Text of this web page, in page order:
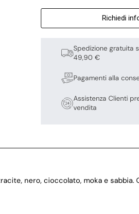
Richiedi
Spedizione gratuita
49,90 €
Pagamenti alla
Assistenza Clienti
vendita
nero, cioccolato, moka e